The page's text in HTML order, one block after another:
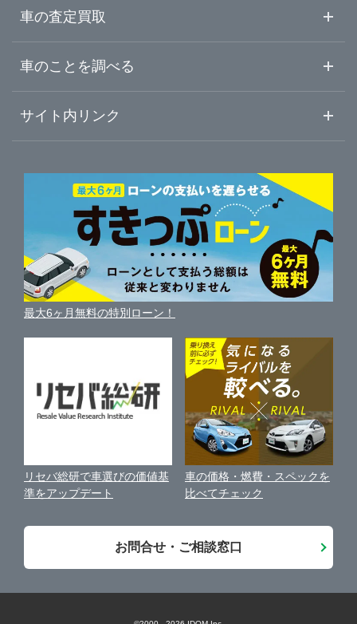
中古車情報・中古車検索
初めての中古車購入ガイド
中古車人気ランキング
自動車ローンを調べる
ガリバーの自動車ローン
車買い替えの基礎知識
近くのお店で車を探す
車の査定買取
車査定・車買取ならガリバー
ガリバーの査定が選ばれる理由
車を売る時よくある質問
便利な査定サービス
中古車買取相場（毎月更新）
車の個人売買ガイド
車のことを調べる
車初心者まとめ
新車・中古車カタログ
車の燃費を調べる
車種別クチコミ
車比較サイト
サイト内リンク
サイトマップ
サイトの使用条件
利用規約
保険代理店業務に関する基本方針
古物営業法に基づく表示
お客様の声
会社案内
最大6ヶ月無料の特別ローン！
リセバ総研で車選びの価値基
準をアップデート
車の価格・燃費・スペックを
比べてチェック
お問合せ・ご相談窓口